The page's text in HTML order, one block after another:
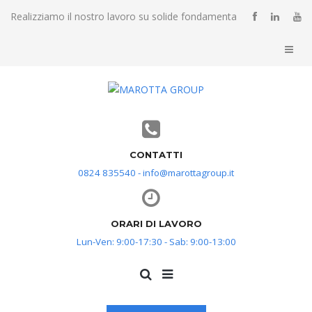
Realizziamo il nostro lavoro su solide fondamenta
CONTATTI
0824 835540 - info@marottagroup.it
ORARI DI LAVORO
Lun-Ven: 9:00-17:30 - Sab: 9:00-13:00